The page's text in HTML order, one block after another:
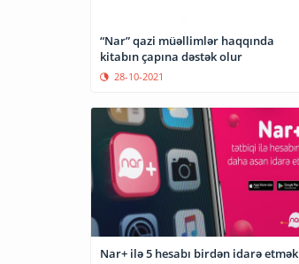
“Nar” qazi müəllimlər haqqında
kitabın çapına dəstək olur
28-10-2021
Nar+ ilə 5 hesabı birdən idarə etmək